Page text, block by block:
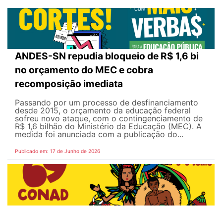
ANDES-SN repudia bloqueio de R$ 1,6 bi
no orçamento do MEC e cobra
recomposição imediata
Passando por um processo de desfinanciamento
desde 2015, o orçamento da educação federal
sofreu novo ataque, com o contingenciamento de
R$ 1,6 bilhão do Ministério da Educação (MEC). A
medida foi anunciada com a publicação do...
Publicado em: 17 de Junho de 2026